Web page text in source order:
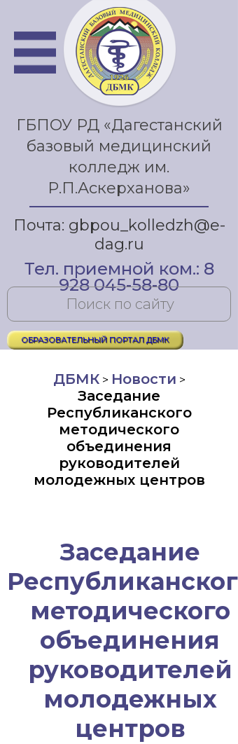
ГБПОУ РД «Дагестанский
базовый медицинский
колледж им.
Р.П.Аскерханова»
Почта: gbpou_kolledzh@e-
dag.ru
Тел. приемной ком.: 8
928 045-58-80
ОБРАЗОВАТЕЛЬНЫЙ ПОРТАЛ ДБМК
ДБМК> Новости >
Заседание
Республиканского
методического
объединения
руководителей
молодежных центров
Заседание
Республиканского
методического
объединения
руководителей
молодежных
центров